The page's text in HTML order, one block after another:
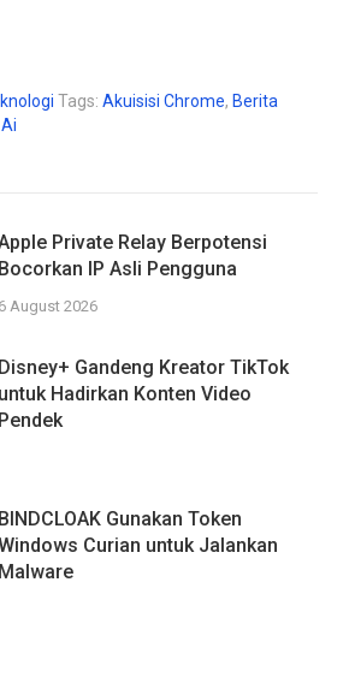
Tags:Akuisisi Chrome, Berita
Private Relay Berpotensi
Bocorkan IP Asli Pengguna
6 August 2026
Disney+ Gandeng Kreator TikTok
untuk Hadirkan Konten Video
Pendek
BINDCLOAK Gunakan Token
Curian untuk Jalankan
Malware